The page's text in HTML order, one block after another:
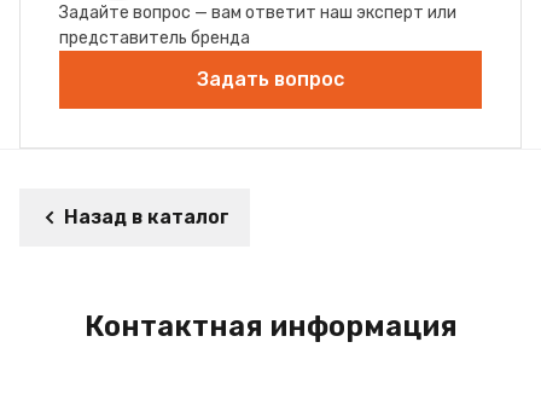
Задайте вопрос — вам ответит наш эксперт или
представитель бренда
Задать вопрос
Назад в каталог
Контактная информация